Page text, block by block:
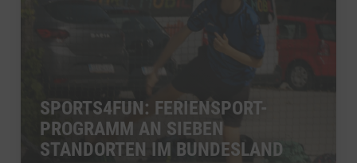
SPORTS4FUN: FERIENSPORT-
PROGRAMM AN SIEBEN
STANDORTEN IM BUNDESLAND